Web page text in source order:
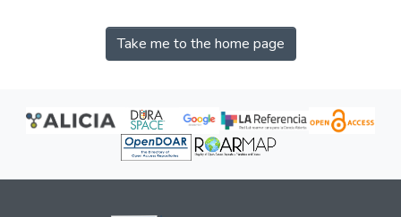
Take me to the home page